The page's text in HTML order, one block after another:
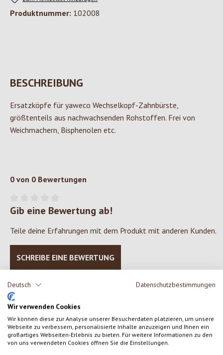
Deutsch Datenschutzbestimmungen
Wir verwenden Cookies
Wir können diese zur Analyse unserer Besucherdaten platzieren, um unsere
Webseite zu verbessern, personalisierte Inhalte anzuzeigen und Ihnen ein
großartiges Webseiten-Erlebnis zu bieten. Für weitere Informationen zu den
von uns verwendeten Cookies öffnen Sie die Einstellungen.
Produktnummer: 102008
BESCHREIBUNG
Ersatzköpfe für yaweco Wechselkopf-Zahnbürste,
größtenteils aus nachwachsenden Rohstoffen. Frei von
Weichmachern, Bisphenolen etc.
0 von 0 Bewertungen
Durchschnittliche Bewertung von 0 von 5 Sternen
Gib eine Bewertung ab!
Teile deine Erfahrungen mit dem Produkt mit anderen Kunden.
SCHREIBE EINE BEWERTUNG
Bewertungen nur in der aktuellen Sprache anzeigen.
Keine Bewertungen gefunden. Gehe voran und teile
deine Erkenntnisse mit anderen.